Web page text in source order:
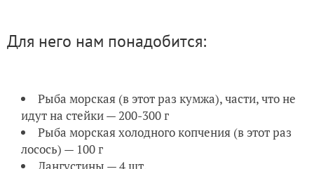
Для него нам понадобится:
Рыба морская (в этот раз кумжа), части, что не
идут на стейки — 200-300 г
Рыба морская холодного копчения (в этот раз
лосось) — 100 г